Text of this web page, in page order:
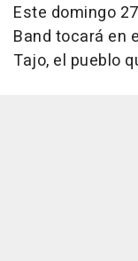
Este domingo
Band tocará en
Tajo, el pueblo